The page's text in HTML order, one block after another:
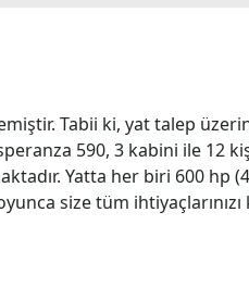
Tabii ki, yat talep
590, 3 kabini ile 12
Yatta her biri 600 hp
size tüm